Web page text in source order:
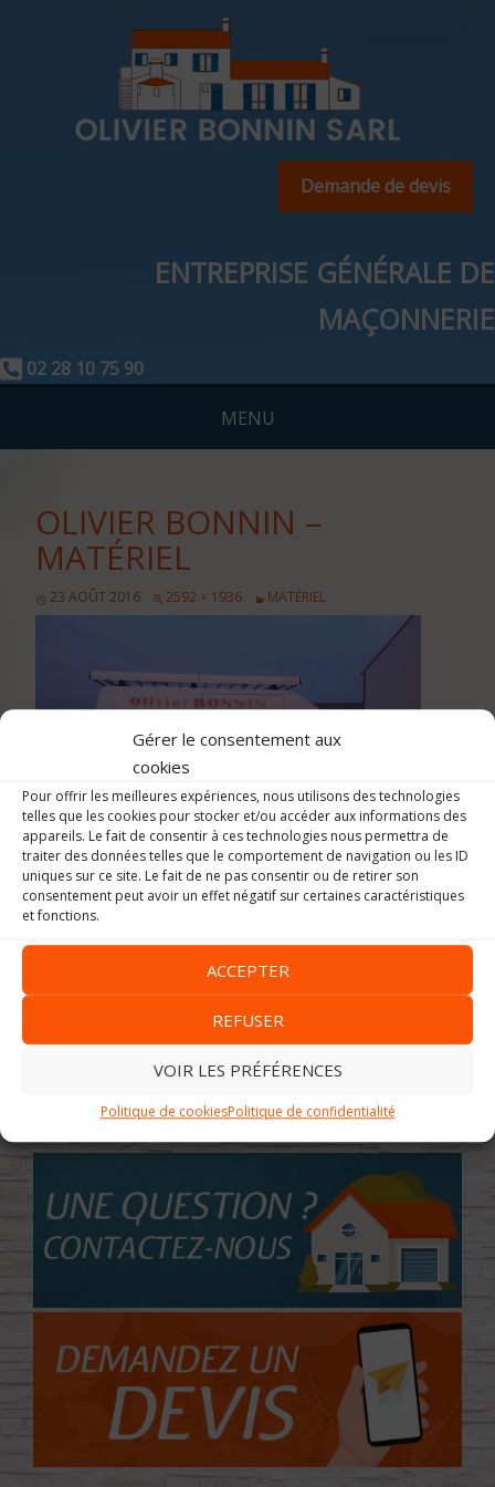
Gérer le consentement aux
cookies
Pour offrir les meilleures expériences, nous utilisons des technologies
telles que les cookies pour stocker et/ou accéder aux informations des
appareils. Le fait de consentir à ces technologies nous permettra de
traiter des données telles que le comportement de navigation ou les ID
uniques sur ce site. Le fait de ne pas consentir ou de retirer son
consentement peut avoir un effet négatif sur certaines caractéristiques
et fonctions.
ACCEPTER
REFUSER
VOIR LES PRÉFÉRENCES
Politique de cookiesPolitique de confidentialité
Demande de devis
ENTREPRISE GÉNÉRALE DE
MAÇONNERIE
02 28 10 75 90
OLIVIER BONNIN –
MATÉRIEL
23 AOÛT 2016 2592 × 1936 MATÉRIEL
Image suivante